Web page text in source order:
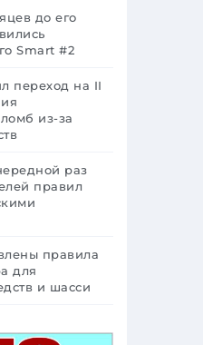
до его
Smart #2
переход на II
из-за
раз
правил
правила
для
и шасси